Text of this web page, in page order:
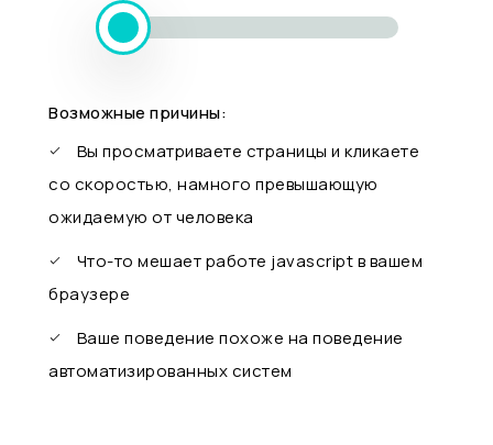
Возможные причины:
Вы просматриваете страницы и кликаете
со скоростью, намного превышающую
ожидаемую от человека
Что-то мешает работе javascript в вашем
браузере
Ваше поведение похоже на поведение
автоматизированных систем